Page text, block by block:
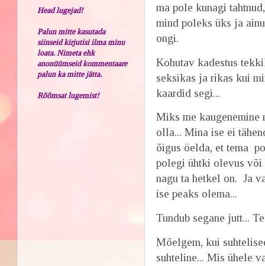
ma pole kunagi
mind poleks üks ja
ongi.
Kohutav kadestus
seksikas ja rikas kui
kaardid segi...
Miks me kaugenemine
olla... Mina ise ei
õigus öelda, et tema
polegi ühtki olevus või
nagu ta hetkel on. Ja
ise peaks olema...
Tundub segane jutt...
Mõelgem, kui
suhteline... Mis ühele
Head lugejad!
Palun mitte kasutada
siinseid kirjutisi ilma minu
loata. Nimeta ehk
anonüümseid kommentaare
palun ka mitte jätta.
Rõõmsat lugemist!